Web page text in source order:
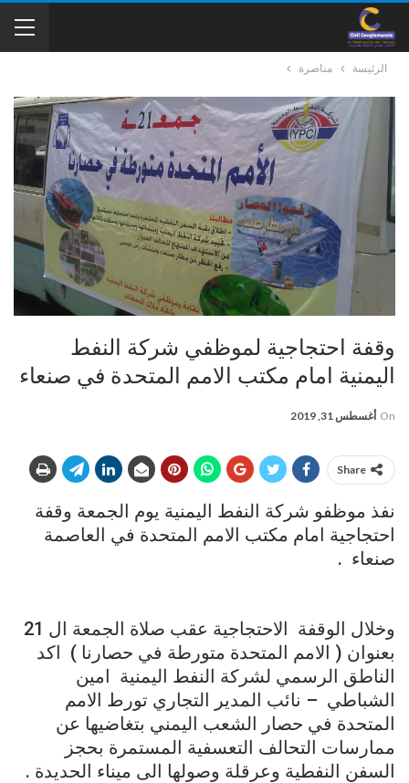
الرئيسة مناصرة
وقفة احتجاجية لموظفي شركة النفط
اليمنية امام مكتب الامم المتحدة في صنعاء
On أغسطس 31, 2019
Share
نفذ موظفو شركة النفط اليمنية يوم الجمعة وقفة
احتجاجية امام مكتب الامم المتحدة في العاصمة
صنعاء .
وخلال الوقفة الاحتجاجية عقب صلاة الجمعة ال 21
بعنوان ( الامم المتحدة متورطة في حصارنا ) اكد
الناطق الرسمي لشركة النفط اليمنية امين
الشباطي – نائب المدير التجاري تورط الامم
المتحدة في حصار الشعب اليمني بتغاضيها عن
ممارسات التحالف التعسفية المستمرة بحجز
السفن النفطية وعرقلة وصولها الى ميناء الحديدة .